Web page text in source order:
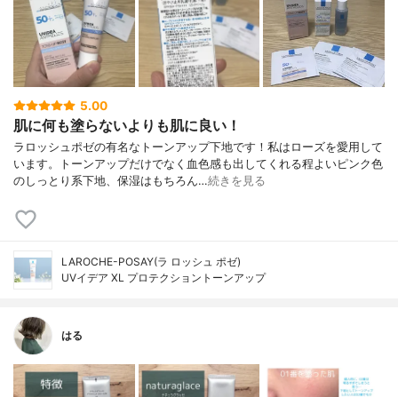
5.00
肌に何も塗らないよりも肌に良い！
ラロッシュポゼの有名なトーンアップ下地です！私はローズを愛用して
います。トーンアップだけでなく血色感も出してくれる程よいピンク色
のしっとり系下地、保湿はもちろん…続きを見る
LAROCHE-POSAY(ラ ロッシュ ポゼ)
UVイデア XL プロテクショントーンアップ
はる